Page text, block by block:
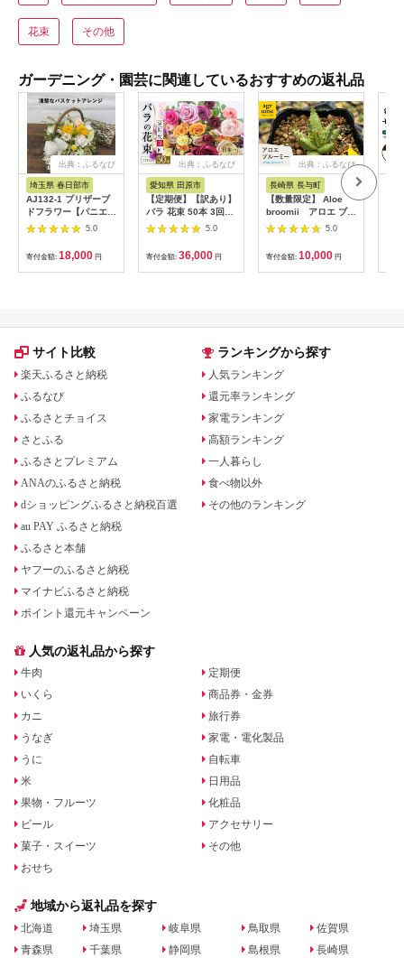
花束 その他
ガーデニング・園芸に関連しているおすすめの返礼品
出典：ふるなび
埼玉県 春日部市
AJ132-1 プリザーブ
ドフラワー【パニエ/
イエロー】春日部市
シュガーパイン
5.0
寄付金額: 18,000 円
出典：ふるなび
愛知県 田原市
【定期便】【訳あり】
バラ 花束 50本 3回定
期便 チャーミングロ
5.0
寄付金額: 36,000 円
出典：ふるなび
長崎県 長与町
【数量限定】 Aloe
broomii アロエ ブル
ーミー 1株 長与町/ア
グリューム[EAI120]
観葉植物 多肉植物 苗
植物 アロエ あろえ イ
ンテリア
5.0
寄付金額: 10,000 円
サイト比較
楽天ふるさと納税
ふるなび
ふるさとチョイス
さとふる
ふるさとプレミアム
ANAのふるさと納税
dショッピングふるさと納税百選
au PAY ふるさと納税
ふるさと本舗
ヤフーのふるさと納税
マイナビふるさと納税
ポイント還元キャンペーン
ランキングから探す
人気ランキング
還元率ランキング
家電ランキング
高額ランキング
一人暮らし
食べ物以外
その他のランキング
人気の返礼品から探す
牛肉
いくら
カニ
うなぎ
うに
米
果物・フルーツ
ビール
菓子・スイーツ
おせち
定期便
商品券・金券
旅行券
家電・電化製品
自転車
日用品
化粧品
アクセサリー
その他
地域から返礼品を探す
北海道
青森県
埼玉県
千葉県
岐阜県
静岡県
鳥取県
島根県
佐賀県
長崎県